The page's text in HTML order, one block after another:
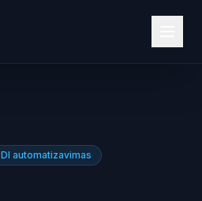
DI automatizavimas